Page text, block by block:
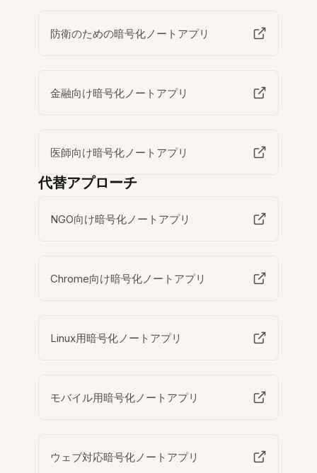
防衛のための暗号化ノートアプリ
金融向け暗号化ノートアプリ
医師向け暗号化ノートアプリ
代替アプローチ
NGO向け暗号化ノートアプリ
Chrome向け暗号化ノートアプリ
Linux用暗号化ノートアプリ
モバイル用暗号化ノートアプリ
ウェブ対応暗号化ノートアプリ